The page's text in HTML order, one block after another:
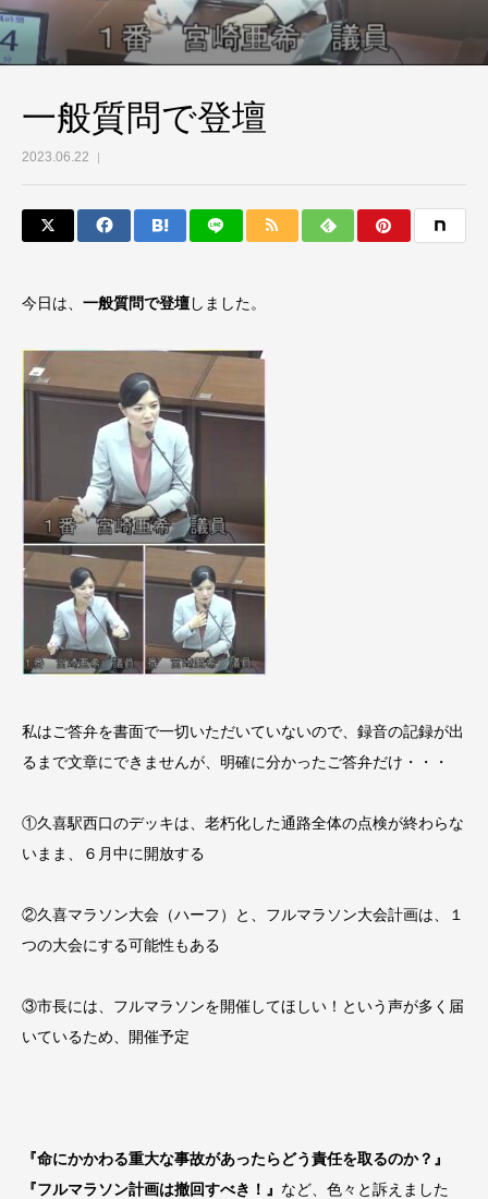
一般質問で登壇
2023.06.22
今日は、 一般質問で登壇しました。
私はご答弁を書面で一切いただいていないので、録音の記録が出
るまで文章にできませんが、明確に分かったご答弁だけ・・・
①久喜駅西口のデッキは、老朽化した通路全体の点検が終わらな
いまま、６月中に開放する
②久喜マラソン大会（ハーフ）と、フルマラソン大会計画は、１
つの大会にする可能性もある
③市長には、フルマラソンを開催してほしい！という声が多く届
いているため、開催予定
『命にかかわる重大な事故があったらどう責任を取るのか？』
『フルマラソン計画は撤回すべき！』 など、色々と訴えました